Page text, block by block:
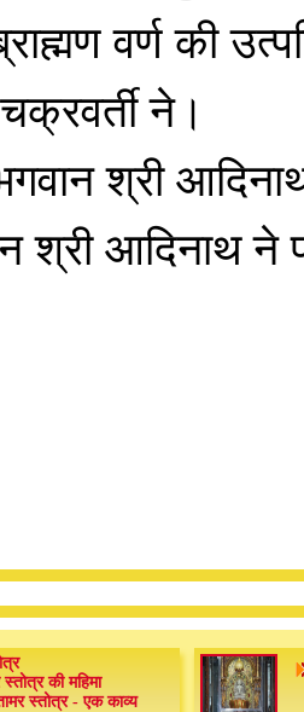
वर्ण की
ने।
श्री
श्री आदिनाथ ने
की महिमा
स्तोत्र - एक काव्य